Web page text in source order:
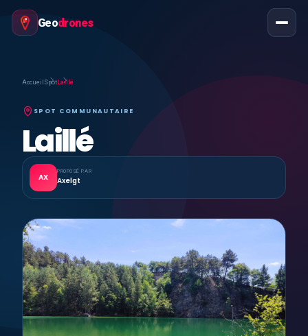
Geodrones
Accueil SpotLaillé
SPOT COMMUNAUTAIRE
Laillé
AX
PROPOSÉ PAR
Axelgt